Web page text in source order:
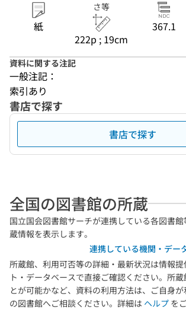
紙
さ等
222p ; 19cm
367.1
資料に関する注記
一般注記：
索引あり
書店で探す
書店で探す
全国の図書館の所蔵
国立国会図書館サーチが連携している各図書
蔵情報を表示します。
連携している機関・デー
所蔵館、利用可否等の詳細・最新状況は情報
ト・データベースで直接ご確認ください。所
とが可能かなど、資料の利用方法は、ご自身が
の図書館へご相談ください。詳細は ヘルプ を